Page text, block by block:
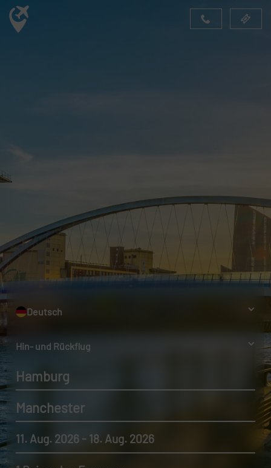
Deutsch
Hin- und Rückflug
Hamburg
Manchester
11. Aug. 2026 - 18. Aug. 2026